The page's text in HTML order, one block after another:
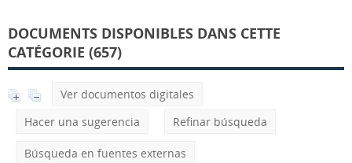
DOCUMENTS DISPONIBLES DANS CETTE
CATÉGORIE (657)
Ver documentos digitales
Hacer una sugerencia
Refinar búsqueda
Búsqueda en fuentes externas